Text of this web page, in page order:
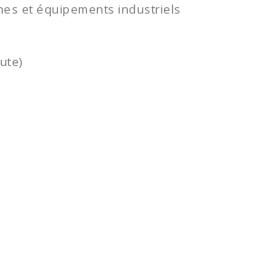
et équipements industriels